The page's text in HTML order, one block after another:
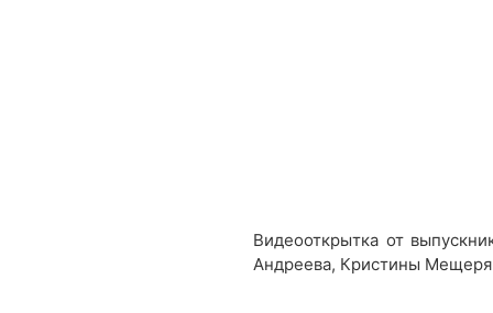
Видеооткрытка от
Андреева, Кристины